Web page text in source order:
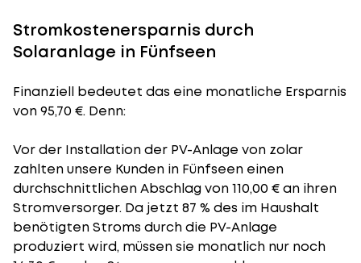
Stromkostenersparnis durch
Solaranlage in Fünfseen
Finanziell bedeutet das eine monatliche Ersparnis
von 95,70 €. Denn:
Vor der Installation der PV-Anlage von zolar
zahlten unsere Kunden in Fünfseen einen
durchschnittlichen Abschlag von 110,00 € an ihren
Stromversorger. Da jetzt 87 % des im Haushalt
benötigten Stroms durch die PV-Anlage
produziert wird, müssen sie monatlich nur noch